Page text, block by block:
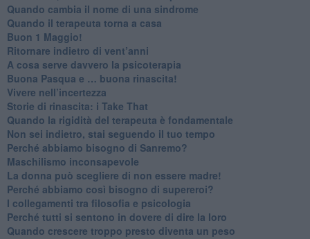
​Quando cambia il nome di una sindrome
​Quando il terapeuta torna a casa
​Buon 1 Maggio!
Ritornare indietro di vent’anni
​A cosa serve davvero la psicoterapia
​Buona Pasqua e … buona rinascita!
​Vivere nell’incertezza
​Storie di rinascita: i Take That
​Quando la rigidità del terapeuta è fondamentale
​Non sei indietro, stai seguendo il tuo tempo
​Perché abbiamo bisogno di Sanremo?
​Maschilismo inconsapevole
​La donna può scegliere di non essere madre!
​Perché abbiamo così bisogno di supereroi?
​I collegamenti tra filosofia e psicologia
​Perché tutti si sentono in dovere di dire la loro
​Quando crescere troppo presto diventa un peso